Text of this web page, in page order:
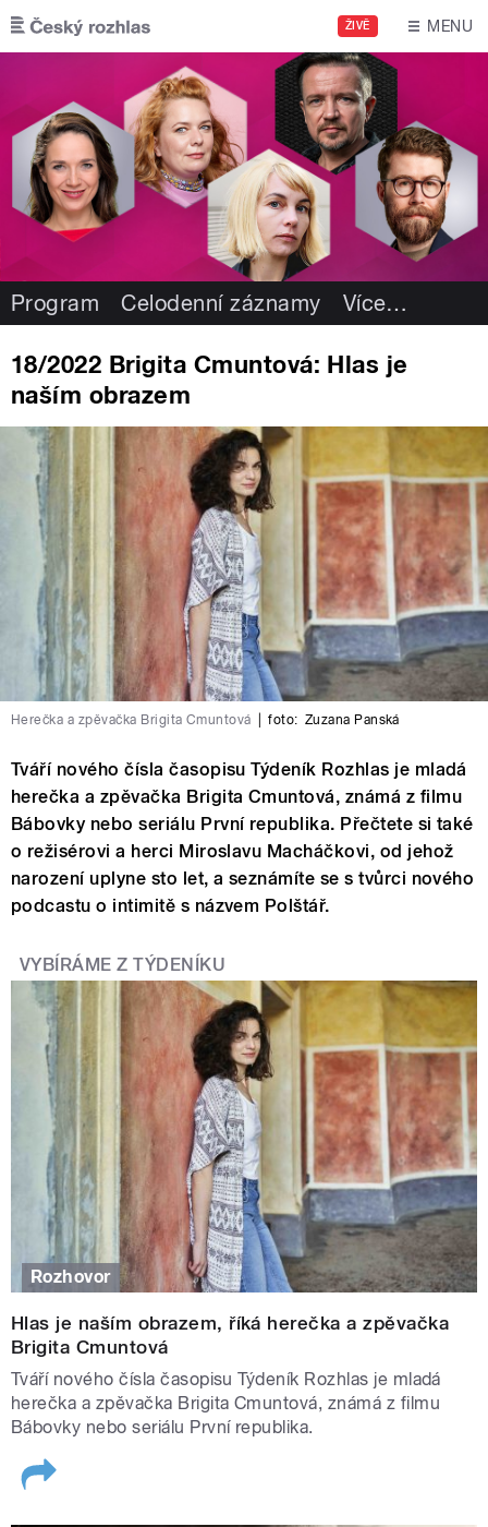
Přejít k hlavnímu obsahu
ŽIVĚ MENU
Program Celodenní záznamy Více…
18/2022 Brigita Cmuntová: Hlas je
naším obrazem
Herečka a zpěvačka Brigita Cmuntová foto: Zuzana Panská
Tváří nového čísla časopisu Týdeník Rozhlas je mladá
herečka a zpěvačka Brigita Cmuntová, známá z filmu
Bábovky nebo seriálu První republika. Přečtete si také
o režisérovi a herci Miroslavu Macháčkovi, od jehož
narození uplyne sto let, a seznámíte se s tvůrci nového
podcastu o intimitě s názvem Polštář.
VYBÍRÁME Z TÝDENÍKU
Rozhovor
Hlas je naším obrazem, říká herečka a zpěvačka
Brigita Cmuntová
Tváří nového čísla časopisu Týdeník Rozhlas je mladá
herečka a zpěvačka Brigita Cmuntová, známá z filmu
Bábovky nebo seriálu První republika.